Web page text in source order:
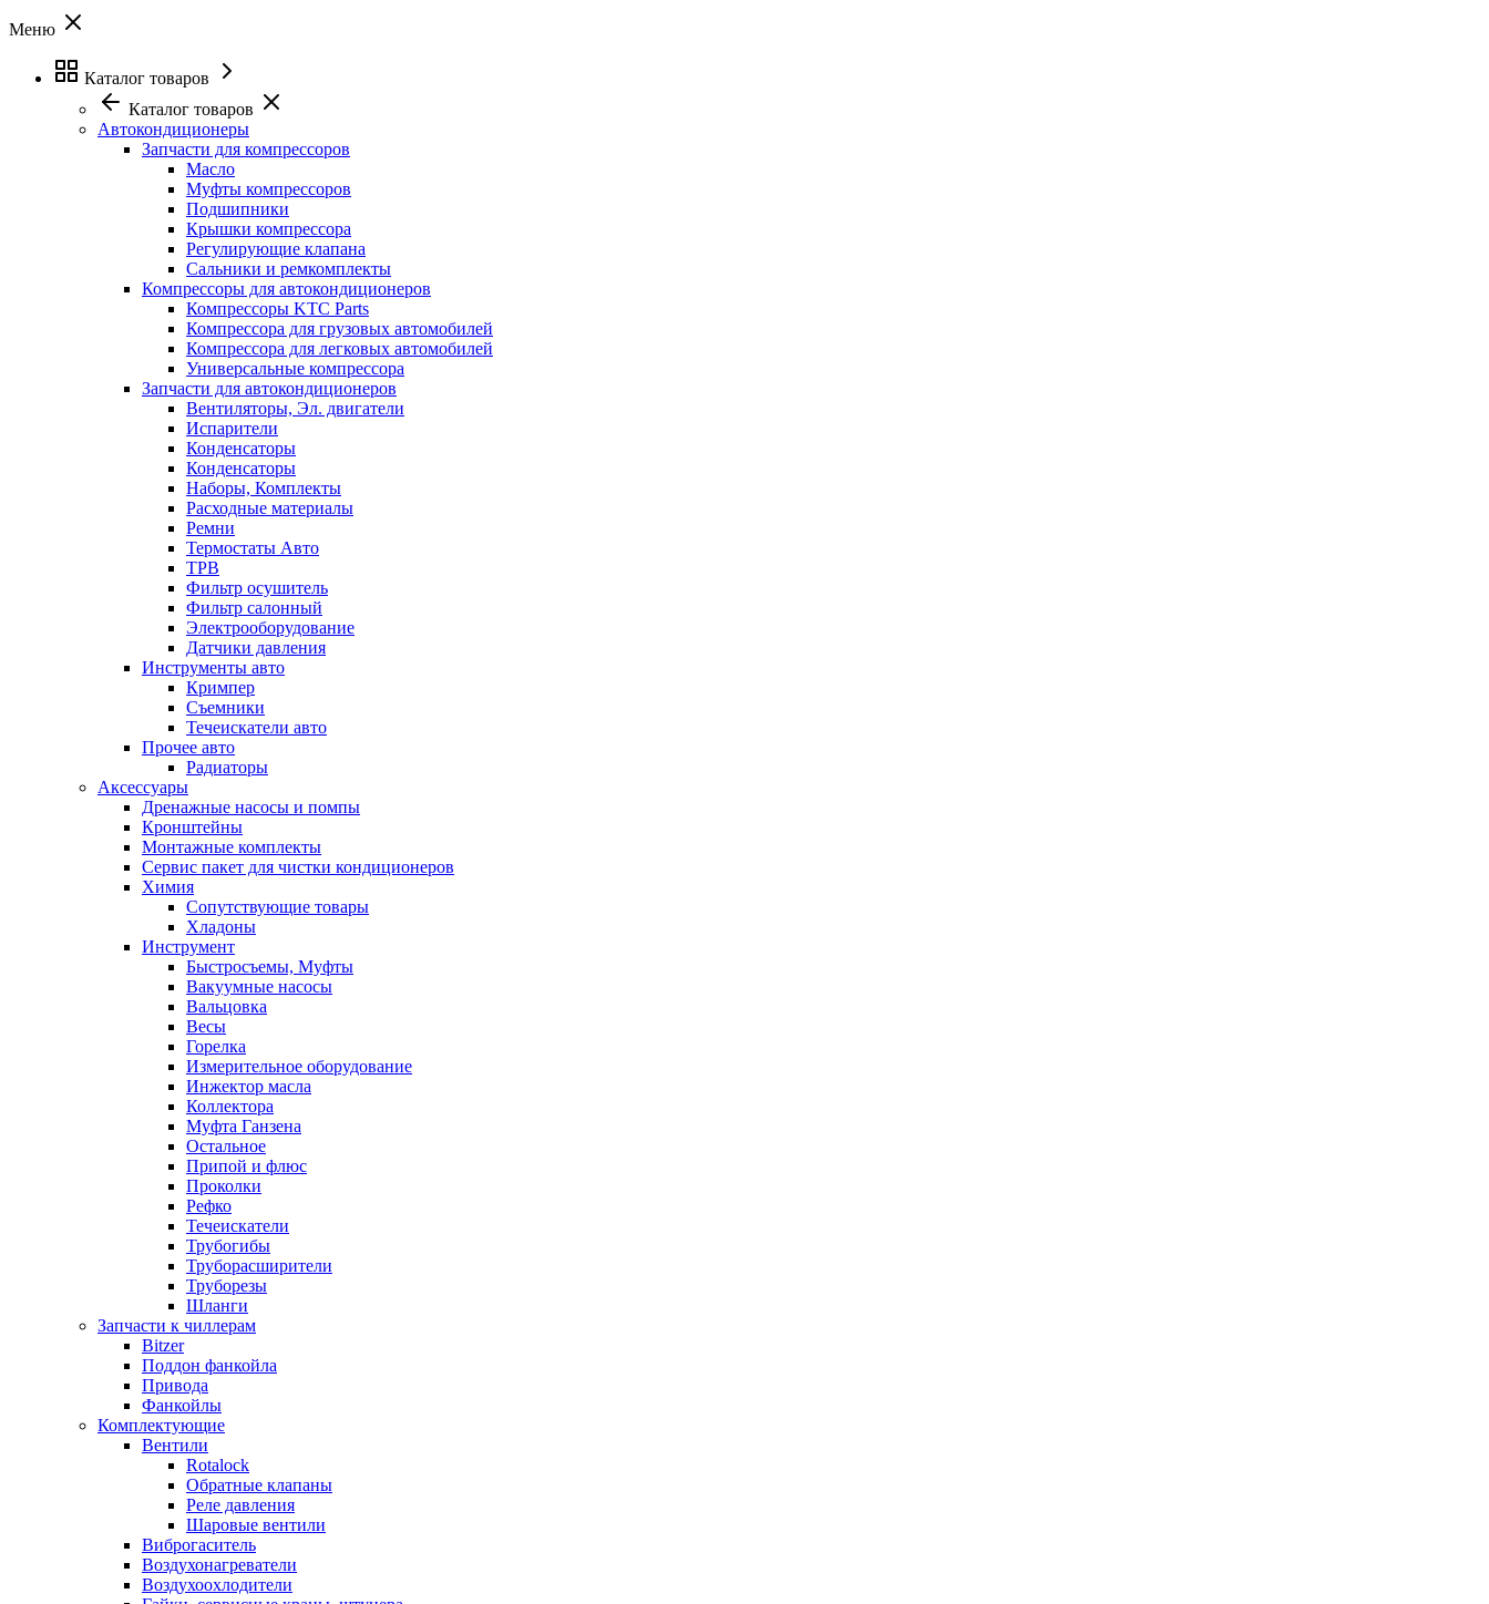
Меню
Каталог товаров
Каталог товаров
Автокондиционеры
Запчасти для компрессоров
Масло
Муфты компрессоров
Подшипники
Крышки компрессора
Регулирующие клапана
Сальники и ремкомплекты
Компрессоры для автокондиционеров
Компрессоры KTC Parts
Компрессора для грузовых автомобилей
Компрессора для легковых автомобилей
Универсальные компрессора
Запчасти для автокондиционеров
Вентиляторы, Эл. двигатели
Испарители
Конденсаторы
Конденсаторы
Наборы, Комплекты
Расходные материалы
Ремни
Термостаты Авто
ТРВ
Фильтр осушитель
Фильтр салонный
Электрооборудование
Датчики давления
Инструменты авто
Кримпер
Съемники
Течеискатели авто
Прочее авто
Радиаторы
Аксессуары
Дренажные насосы и помпы
Кронштейны
Монтажные комплекты
Сервис пакет для чистки кондиционеров
Химия
Сопутствующие товары
Хладоны
Инструмент
Быстросъемы, Муфты
Вакуумные насосы
Вальцовка
Весы
Горелка
Измерительное оборудование
Инжектор масла
Коллектора
Муфта Ганзена
Остальное
Припой и флюс
Проколки
Рефко
Течеискатели
Трубогибы
Труборасширители
Труборезы
Шланги
Запчасти к чиллерам
Bitzer
Поддон фанкойла
Привода
Фанкойлы
Комплектующие
Вентили
Rotalock
Обратные клапаны
Реле давления
Шаровые вентили
Виброгаситель
Воздухонагреватели
Воздухоохлодители